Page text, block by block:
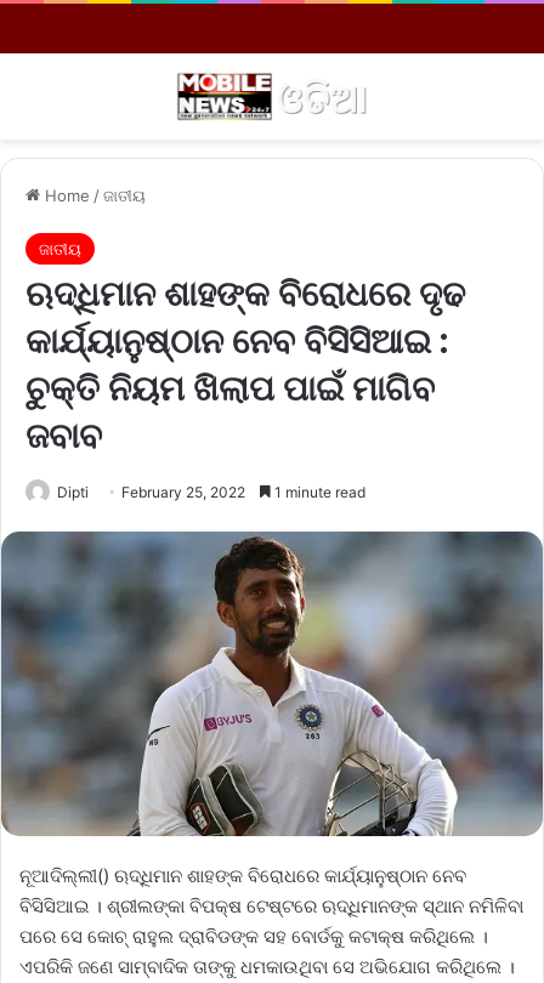
Home /ଜାତୀୟ
ଜାତୀୟ
ଋଦ୍ଧିମାନ ଶାହଙ୍କ ବିରୋଧରେ ଦୃଢ
କାର୍ଯ୍ୟାନୁଷ୍ଠାନ ନେବ ବିସିସିଆଇ :
ଚୁକ୍ତି ନିୟମ ଖିଲାପ ପାଇଁ ମାଗିବ
ଜବାବ
Dipti February 25, 2022 1 minute read
ନୂଆଦିଲ୍ଲୀ() ଋଦ୍ଧିମାନ ଶାହଙ୍କ ବିରୋଧରେ କାର୍ଯ୍ୟାନୁଷ୍ଠାନ ନେବ
ବିସିସିଆଇ । ଶ୍ରୀଲଙ୍କା ବିପକ୍ଷ ଟେଷ୍ଟରେ ଋଦ୍ଧିମାନଙ୍କ ସ୍ଥାନ ନମିଳିବା
ପରେ ସେ କୋଚ୍ ରାହୁଲ ଦ୍ରାବିଡଙ୍କ ସହ ବୋର୍ଡକୁ କଟାକ୍ଷ କରିଥିଲେ ।
ଏପରିକି ଜଣେ ସାମ୍ବାଦିକ ତାଙ୍କୁ ଧମକାଉଥିବା ସେ ଅଭିଯୋଗ କରିଥିଲେ ।